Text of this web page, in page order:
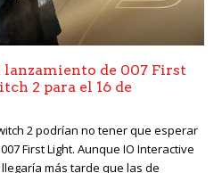
de 007 First
2 para el 16 de
2 podrían no tener que esperar
First Light. Aunque IO Interactive
más tarde que las de